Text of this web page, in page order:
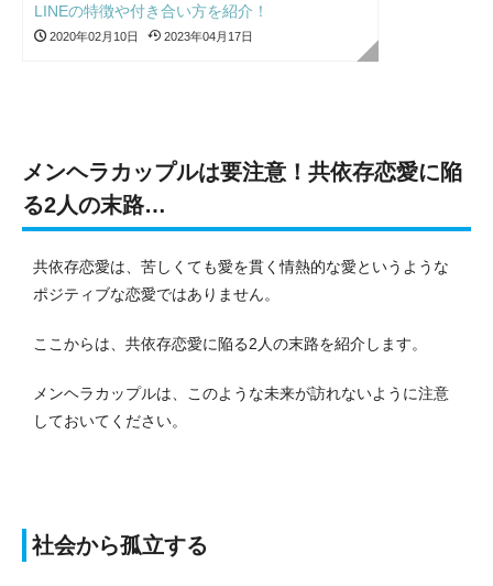
LINEの特徴や付き合い方を紹介！
2020年02月10日 2023年04月17日
メンヘラカップルは要注意！共依存恋愛に陥
る2人の末路…
共依存恋愛は、苦しくても愛を貫く情熱的な愛というような
ポジティブな恋愛ではありません。
ここからは、共依存恋愛に陥る2人の末路を紹介します。
メンヘラカップルは、このような未来が訪れないように注意
しておいてください。
社会から孤立する